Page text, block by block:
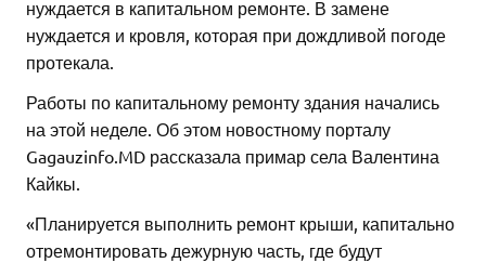
нуждается в капитальном ремонте. В замене
нуждается и кровля, которая при дождливой погоде
протекала.
Работы по капитальному ремонту здания начались
на этой неделе. Об этом новостному порталу
Gagauzinfo.MD рассказала примар села Валентина
Кайкы.
«Планируется выполнить ремонт крыши, капитально
отремонтировать дежурную часть, где будут